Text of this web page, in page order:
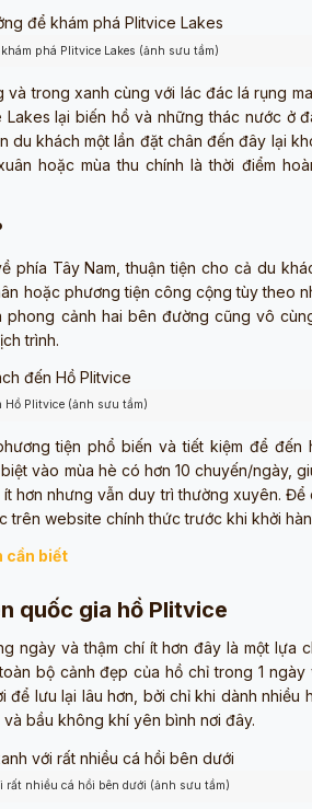
phá Plitvice Lakes (ảnh sưu tầm)
và trong xanh cùng với lác đác lá rụng
lại biến hồ và những thác nước ở
khách một lần đặt chân đến đây lại
hoặc mùa thu chính là thời điểm
phía Tây Nam, thuận tiện cho cả du
hoặc phương tiện công cộng tùy theo
cảnh hai bên đường cũng vô
trình.
Hồ Plitvice (ảnh sưu tầm)
tiện phổ biến và tiết kiệm để đến
vào mùa hè có hơn 10 chuyến/ngày,
hơn nhưng vẫn duy trì thường xuyên. Để
trên website chính thức trước khi khởi
cần biết
quốc gia hồ Plitvice
ngày và thậm chí ít hơn đây là một lựa
bộ cảnh đẹp của hồ chỉ trong 1 ngày
lưu lại lâu hơn, bởi chỉ khi dành nhiều
bầu không khí yên bình nơi đây.
rất nhiều cá hồi bên dưới (ảnh sưu tầm)